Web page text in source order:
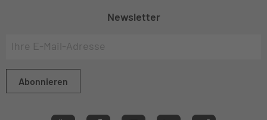
Newsletter
Abonnieren